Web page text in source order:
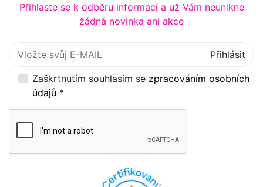
Přihlaste se k odběru informací a už Vám neunikne
žádná novinka ani akce
Přihlaste se k odběru novinek Přihlásit
Zaškrtnutím souhlasím se zpracováním osobních
údajů *